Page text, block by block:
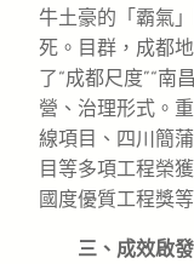
牛土豪的「霸氣
死。目群，成都
了“成都尺度”“南
營、治理形式。
線項目、四川簡
目等多項工程榮
國度優質工程獎
三、成效啟發